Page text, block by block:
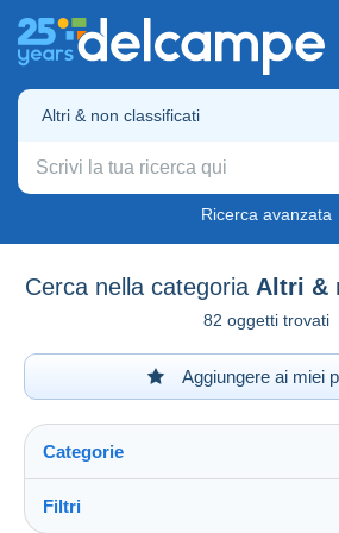
Altri & non classificati
Ricerca avanzata
Cerca nella categoria Altri &
82 oggetti trovati
Aggiungere ai miei
Categorie
Filtri